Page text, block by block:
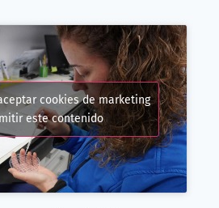
cookies de marketing
este contenido